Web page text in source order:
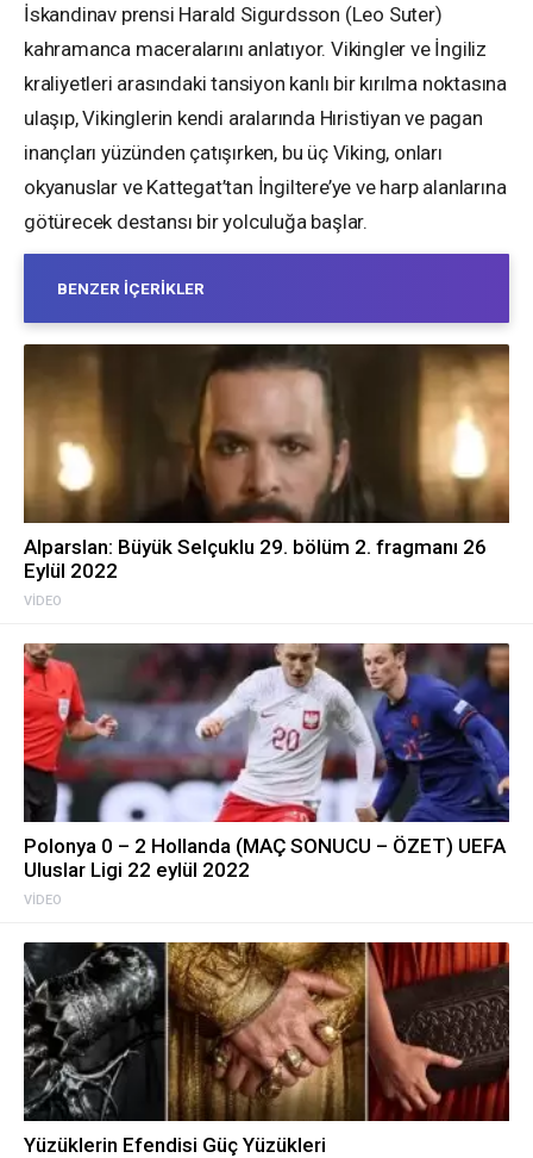
İskandinav prensi Harald Sigurdsson (Leo Suter)
kahramanca maceralarını anlatıyor. Vikingler ve İngiliz
kraliyetleri arasındaki tansiyon kanlı bir kırılma noktasına
ulaşıp, Vikinglerin kendi aralarında Hıristiyan ve pagan
inançları yüzünden çatışırken, bu üç Viking, onları
okyanuslar ve Kattegat’tan İngiltere’ye ve harp alanlarına
götürecek destansı bir yolculuğa başlar.
BENZER İÇERIKLER
VIDEO
Alparslan: Büyük Selçuklu 29. bölüm 2. fragmanı 26
Eylül 2022
VIDEO
Polonya 0 – 2 Hollanda (MAÇ SONUCU – ÖZET) UEFA
Uluslar Ligi 22 eylül 2022
Yüzüklerin Efendisi Güç Yüzükleri